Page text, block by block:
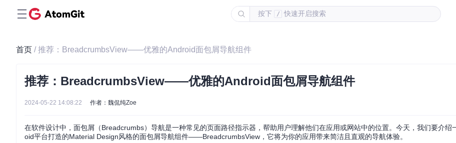
按下 / 快速开启搜索
首页 / 推荐：BreadcrumbsView——优雅的Android面包屑导航组件
推荐：BreadcrumbsView——优雅的Android面包屑导航组件
2024-05-22 14:08:22 作者：魏侃纯Zoe
在软件设计中，面包屑（Breadcrumbs）导航是一种常见的页面路径指示器，帮助用户理解他们在应用或网站中的位置。今天，我们要介绍
oid平台打造的Material Design风格的面包屑导航组件——BreadcrumbsView，它将为你的应用带来简洁且直观的导航体验。